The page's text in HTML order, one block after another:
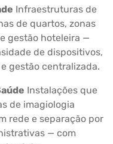
Infraestruturas de
de quartos, zonas
gestão hoteleira —
de dispositivos,
gestão centralizada.
Instalações que
de imagiologia
rede e separação por
— com